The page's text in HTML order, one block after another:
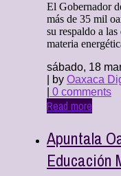
El Gobernador
más de 35 mil
su respaldo a
materia
sábado, 18
| by Oaxaca
0 comments
Read more
Apuntala
Educación